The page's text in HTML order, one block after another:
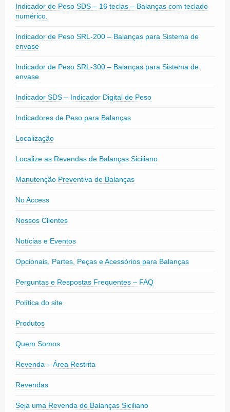
Indicador de Peso SDS – 16 teclas – Balanças com teclado
numérico.
Indicador de Peso SRL-200 – Balanças para Sistema de
envase
Indicador de Peso SRL-300 – Balanças para Sistema de
envase
Indicador SDS – Indicador Digital de Peso
Indicadores de Peso para Balanças
Localização
Localize as Revendas de Balanças Siciliano
Manutenção Preventiva de Balanças
No Access
Nossos Clientes
Notícias e Eventos
Opcionais, Partes, Peças e Acessórios para Balanças
Perguntas e Respostas Frequentes – FAQ
Política do site
Produtos
Quem Somos
Revenda – Área Restrita
Revendas
Seja uma Revenda de Balanças Siciliano